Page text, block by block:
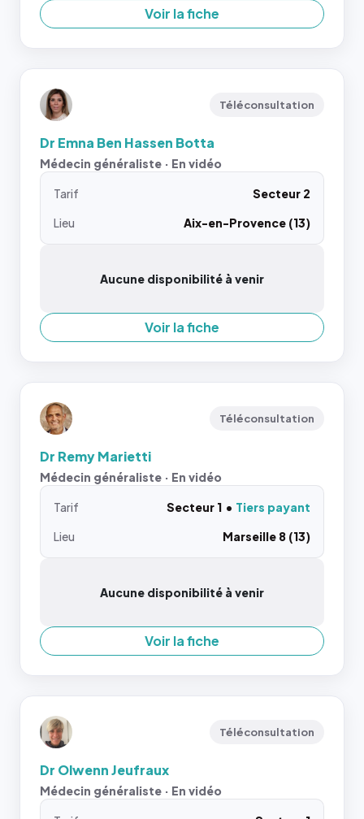
Voir la fiche
Téléconsultation
Dr Emna Ben Hassen Botta
Médecin généraliste · En vidéo
Tarif
Secteur 2
Lieu
Aix-en-Provence (13)
Aucune disponibilité à venir
Voir la fiche
Téléconsultation
Dr Remy Marietti
Médecin généraliste · En vidéo
Tarif Secteur 1
Tiers payant
Lieu
Marseille 8 (13)
Aucune disponibilité à venir
Voir la fiche
Téléconsultation
Dr Olwenn Jeufraux
Médecin généraliste · En vidéo